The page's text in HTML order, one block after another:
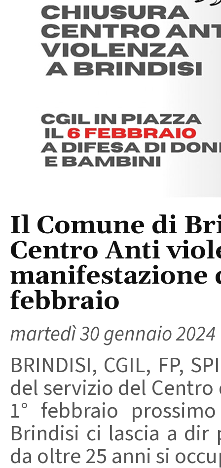
Il Comune di
Centro Anti
manifestazione
febbraio
martedì 30 gennaio 2024
BRINDISI, CGIL, FP,
del servizio del
1° febbraio
Brindisi ci lascia a dir
da oltre 25 anni si